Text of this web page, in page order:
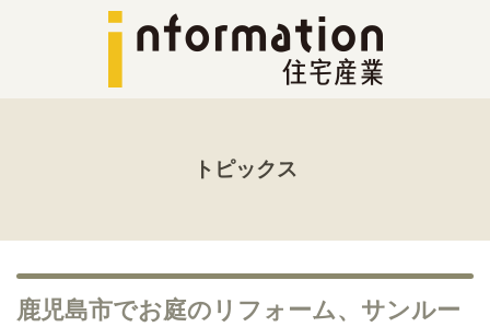
トピックス
鹿児島市でお庭のリフォーム、サンルー